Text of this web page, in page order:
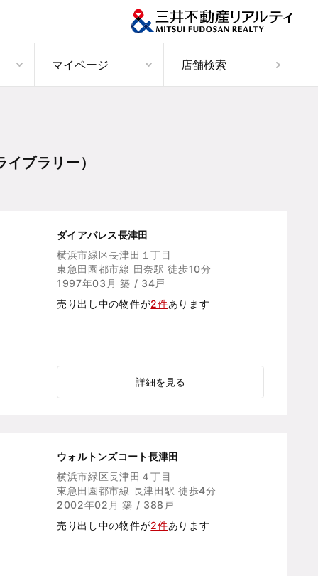
マイページ 店舗検索
ブラリー）
ダイアパレス長津田
横浜市緑区長津田１丁目
東急田園都市線 田奈駅 徒歩10分
1997年03月 築 / 34戸
売り出し中の物件が2件あります
詳細を見る
ウォルトンズコート長津田
横浜市緑区長津田４丁目
東急田園都市線 長津田駅 徒歩4分
2002年02月 築 / 388戸
売り出し中の物件が2件あります